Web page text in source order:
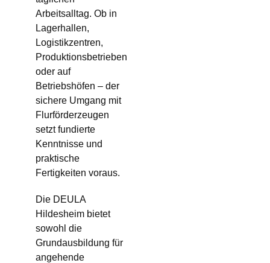
Arbeitsalltag. Ob in
Lagerhallen,
Logistikzentren,
Produktionsbetrieben
oder auf
Betriebshöfen – der
sichere Umgang mit
Flurförderzeugen
setzt fundierte
Kenntnisse und
praktische
Fertigkeiten voraus.
Die DEULA
Hildesheim bietet
sowohl die
Grundausbildung für
angehende